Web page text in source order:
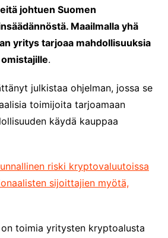
johtuen Suomen
Maailmalla yhä
yritys tarjoaa mahdollisuuksia
.
julkistaa ohjelman, jossa se
toimijoita tarjoamaan
käydä kauppaa
riski kryptovaluutoissa
sijoittajien myötä,
toimia yritysten kryptoalusta